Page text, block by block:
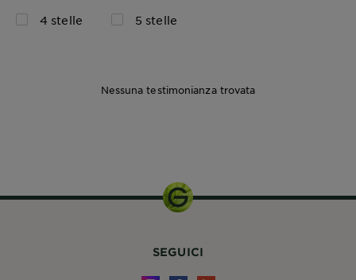
4 stelle
5 stelle
Nessuna testimonianza trovata
SEGUICI